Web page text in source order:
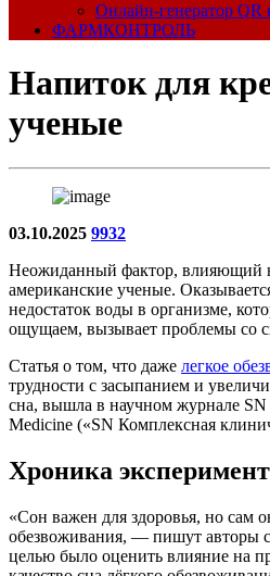
Онлайн-генератор QR
ФАРМКОНТРОЛЬ
Напиток для
ученые
03.10.2025 9932
Неожиданный фактор, влияющий
американские ученые.
недостаток воды в организме,
ощущаем, вызывает проблемы со
Статья о том, что даже легкое
трудности с засыпанием и
сна, вышла в научном журнале SN
Medicine («SN Комплексная
Хроника
«Сон важен для здоровья, но сам
обезвоживания, — пишут авторы
целью было оценить влияние на